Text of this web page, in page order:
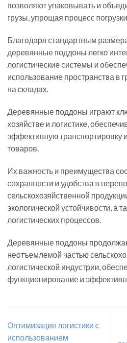
позволяют упаковывать и
грузы, упрощая процесс
Благодаря стандартным
деревянные поддоны легко
логистические системы и
использование пространства в
на складах.
Деревянные поддоны играют
хозяйстве и логистике,
эффективную транспортировку
товаров.
Их важность и преимущества
сохранности и удобства в
сельскохозяйственной
экологической устойчивости, а
логистических процессов.
Деревянные поддоны
неотъемлемой частью
логистической индустрии,
функционирование и
Оптимизация логистики с
использованием